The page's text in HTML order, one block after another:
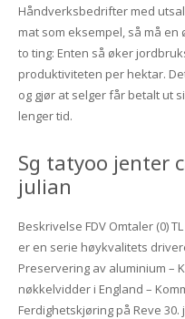
Håndverksbedrifter med
mat som eksempel, så må
to ting: Enten så øker
produktiviteten per hektar.
og gjør at selger får betalt ut
lenger tid.
Sg tatyoo jenter
julian
Beskrivelse FDV Omtaler (0)
er en serie høykvalitets
Preservering av aluminium –
nøkkelvidder i England –
Ferdighetskjøring på Reve